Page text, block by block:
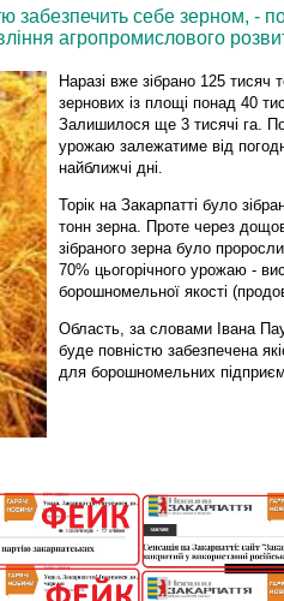
забезпечить себе зерном, -
агропромислового
Наразі вже зібрано 125 тисяч
зернових із площі понад 40
Залишилося ще 3 тисячі га.
урожаю залежатиме від
найближчі дні.
Торік на Закарпатті було
тонн зерна. Проте через
зібраного зерна було
70% цьогорічного урожаю -
борошномельної якості
Область, за словами Івана
буде повністю забезпечена
для борошномельних